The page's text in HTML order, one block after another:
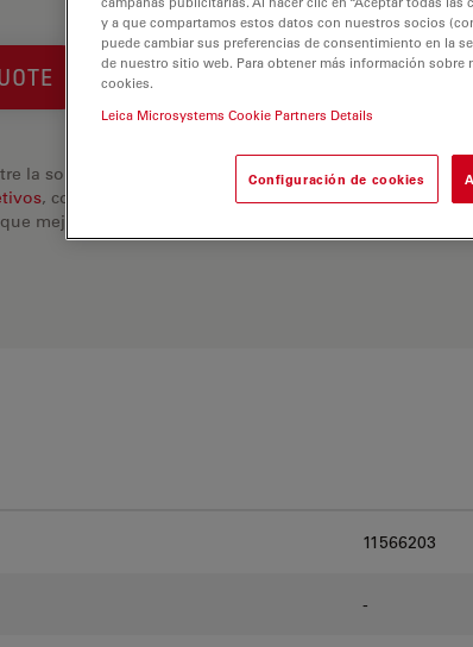
la solución ideal. Explore nuestroBuscador
, compare alternativas y encuentre la
mejor se adapte a sus necesidades.
11566203
-
y a que compartamos estos datos con nuestros socios
puede cambiar sus preferencias de consentimiento en la
de nuestro sitio web. Para obtener más información
cookies.
Leica Microsystems Cookie Partners Details
Configuración de cookies